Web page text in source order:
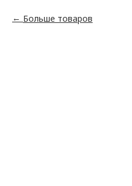
Больше товаров